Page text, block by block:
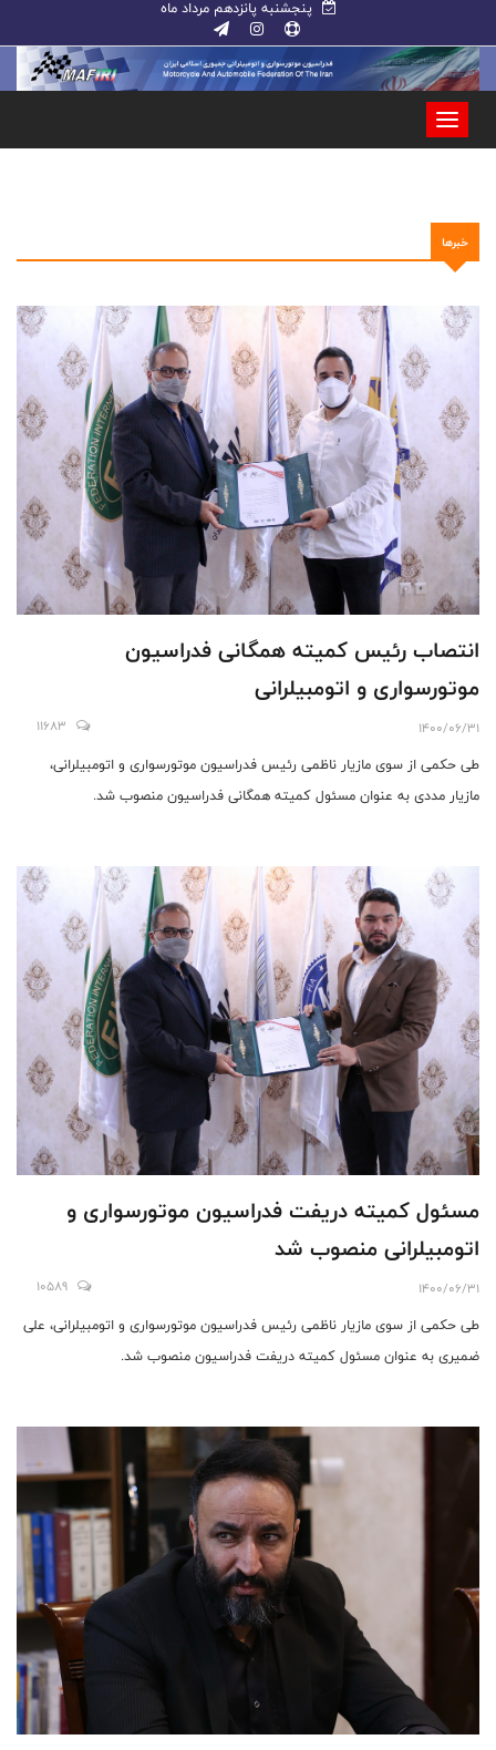
پنجشنبه پانزدهم مرداد ماه
خبرها
انتصاب رئیس کمیته همگانی فدراسیون
موتورسواری و اتومبیلرانی
1400/06/31
11683
طی حکمی از سوی مازیار ناظمی رئیس فدراسیون موتورسواری و اتومبیلرانی،
مازیار مددی به عنوان مسئول کمیته همگانی فدراسیون منصوب شد.
مسئول کمیته دریفت فدراسیون موتورسواری و
اتومبیلرانی منصوب شد
1400/06/31
10589
طی حکمی از سوی مازیار ناظمی رئیس فدراسیون موتورسواری و اتومبیلرانی، علی
ضمیری به عنوان مسئول کمیته دریفت فدراسیون منصوب شد.